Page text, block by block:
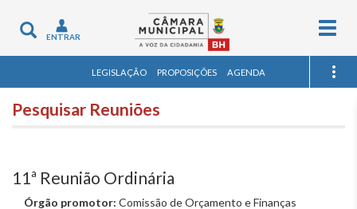
Toggle
navigation
ENTRAR
LEGISLAÇÃO PROPOSIÇÕES AGENDA
Pesquisar Reuniões
11ª Reunião Ordinária
Órgão promotor: Comissão de Orçamento e Finanças